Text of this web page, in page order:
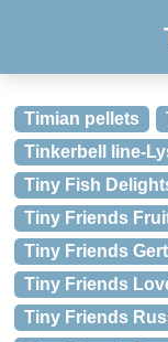
Timian pellets
Tinkerbell line-
Tiny Fish
Tiny Friends
Tiny Friends
Tiny Friends
Tiny Friends